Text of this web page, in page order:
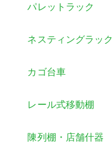
パレットラック
ネスティングラック
カゴ台車
レール式移動棚
陳列棚・店舗什器